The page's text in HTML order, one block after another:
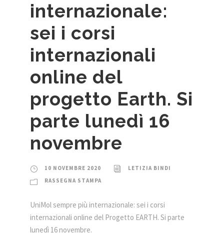
internazionale:
sei i corsi
internazionali
online del
progetto Earth. Si
parte lunedì 16
novembre
10 NOVEMBRE 2020
LETIZIA BINDI
RASSEGNA STAMPA
UniMol sempre più internazionale: sei i corsi
internazionali online del Progetto EARTH. Si parte
lunedì 16 novembre.